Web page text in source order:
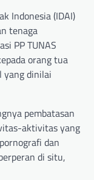
Indonesia (IDAI)
tenaga
PP TUNAS
orang tua
yang dinilai
pembatasan
aktivitas yang
dan
di situ,